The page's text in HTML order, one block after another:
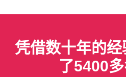
凭借数十年的
了5400